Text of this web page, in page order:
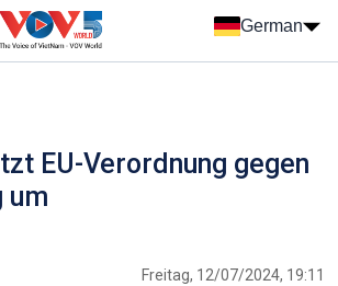
German
EU-Verordnung gegen
um
Freitag, 12/07/2024, 19:11